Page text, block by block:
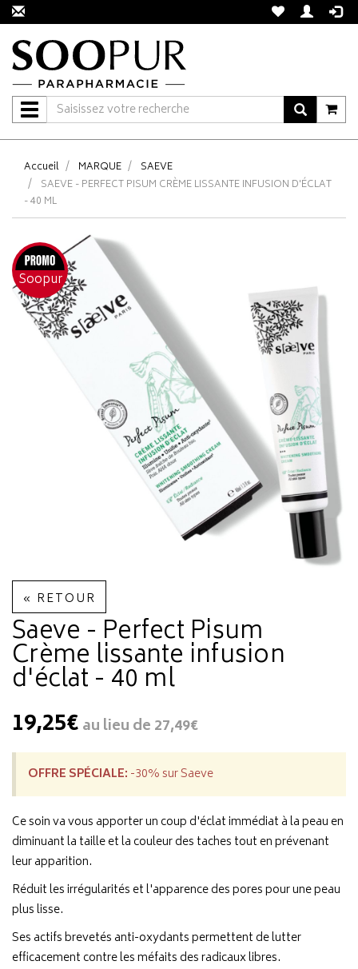
Navigation
Accueil MARQUE
SAEVE
SAEVE - PERFECT PISUM CRÈME LISSANTE INFUSION D'ÉCLAT
- 40 ML
Soopur
« RETOUR
Saeve - Perfect Pisum
Crème lissante infusion
d'éclat - 40 ml
19,25€au lieu de27,49€
OFFRE SPÉCIALE: -30% sur Saeve
Ce soin va vous apporter un coup d'éclat immédiat à la peau en
diminuant la taille et la couleur des taches tout en prévenant
leur apparition.
Réduit les irrégularités et l'apparence des pores pour une peau
plus lisse.
Ses actifs brevetés anti-oxydants permettent de lutter
efficacement contre les méfaits des radicaux libres.